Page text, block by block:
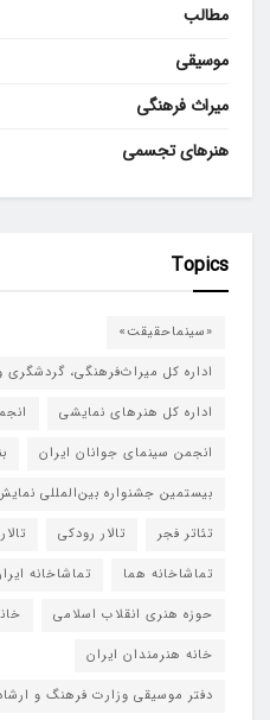
مطالب
موسیقی
میراث فرهنگی
هنرهای تجسمی
Topics
«سینماحقیقت»
اداره کل میراث‌فرهنگی،
اداره کل هنرهای نمایشی
انجمن سینمای جوانان ایران
بیستمین جشنواره بین‌المللی
تئاتر فجر
تالار رودکی
تماشاخانه هما
تماشاخانه‌
حوزه هنری انقلاب اسلامی
خانه هنرمندان ایران
دفتر موسیقی وزارت فرهنگ و